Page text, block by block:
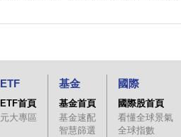
ETF
ETF首頁
元大專區
基金
基金首頁
基金速配
智慧篩選
國際
國際股首頁
看懂全球景氣
全球指數